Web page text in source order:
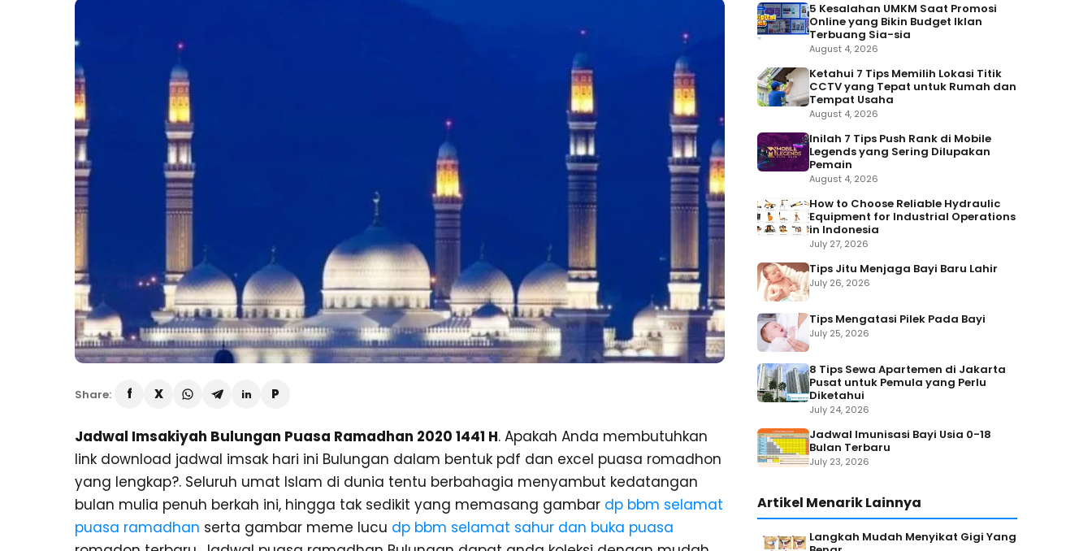
Share:
Jadwal Imsakiyah Bulungan Puasa Ramadhan 2020 1441 H. Apakah Anda membutuhkan
link download jadwal imsak hari ini Bulungan dalam bentuk pdf dan excel puasa romadhon
yang lengkap?. Seluruh umat Islam di dunia tentu berbahagia menyambut kedatangan
bulan mulia penuh berkah ini, hingga tak sedikit yang memasang gambar dp bbm selamat
puasa ramadhan serta gambar meme lucu dp bbm selamat sahur dan buka puasa
5 Kesalahan UMKM Saat Promosi
Online yang Bikin Budget Iklan
Terbuang Sia-sia
August 4, 2026
Ketahui 7 Tips Memilih Lokasi Titik
CCTV yang Tepat untuk Rumah dan
Tempat Usaha
August 4, 2026
Inilah 7 Tips Push Rank di Mobile
Legends yang Sering Dilupakan
Pemain
August 4, 2026
How to Choose Reliable Hydraulic
Equipment for Industrial Operations
in Indonesia
July 27, 2026
Tips Jitu Menjaga Bayi Baru Lahir
July 26, 2026
Tips Mengatasi Pilek Pada Bayi
July 25, 2026
8 Tips Sewa Apartemen di Jakarta
Pusat untuk Pemula yang Perlu
Diketahui
July 24, 2026
Jadwal Imunisasi Bayi Usia 0-18
Bulan Terbaru
July 23, 2026
Artikel Menarik Lainnya
Langkah Mudah Menyikat Gigi Yang